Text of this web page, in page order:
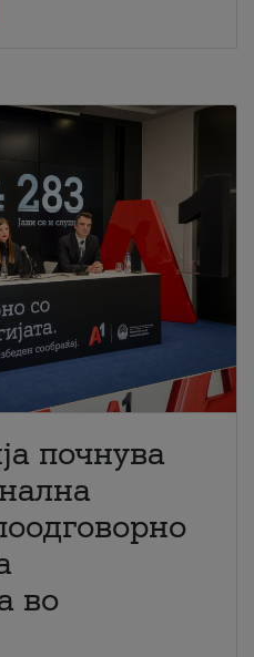
почнува
во